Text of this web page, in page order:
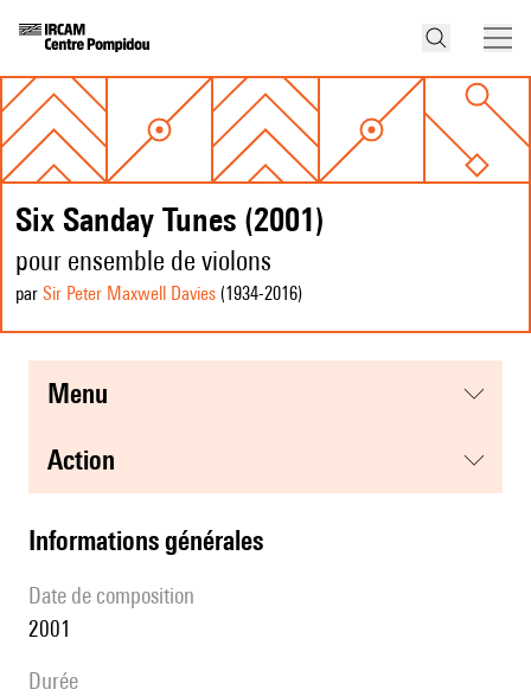
Six Sanday Tunes (2001)
pour ensemble de violons
par Sir Peter Maxwell Davies (1934-2016)
menu
action
informations générales
date de composition
2001
durée